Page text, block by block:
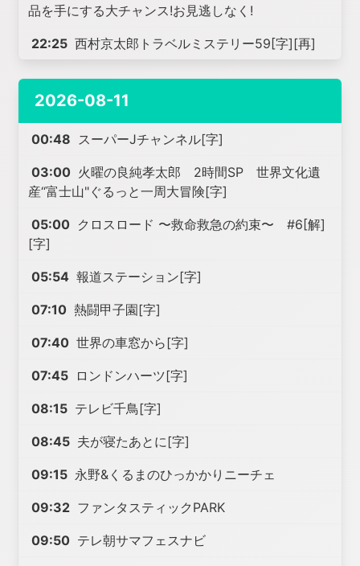
品を手にする大チャンス!お見逃しなく!
22:25 西村京太郎トラベルミステリー59[字][再]
2026-08-11
00:48 スーパーJチャンネル[字]
03:00 火曜の良純孝太郎 2時間SP 世界文化遺
産“富士山"ぐるっと一周大冒険[字]
05:00 クロスロード 〜救命救急の約束〜 #6[解]
[字]
05:54 報道ステーション[字]
07:10 熱闘甲子園[字]
07:40 世界の車窓から[字]
07:45 ロンドンハーツ[字]
08:15 テレビ千鳥[字]
08:45 夫が寝たあとに[字]
09:15 永野&くるまのひっかかりニーチェ
09:32 ファンタスティックPARK
09:50 テレ朝サマフェスナビ